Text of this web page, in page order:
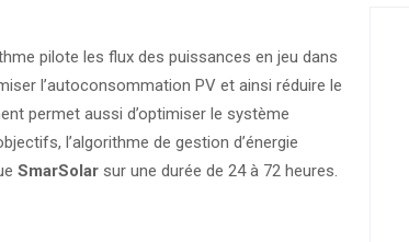
pilote les flux des puissances en jeu dans
l’autoconsommation PV et ainsi réduire le
permet aussi d’optimiser le système
l’algorithme de gestion d’énergie
SmarSolar sur une durée de 24 à 72 heures.